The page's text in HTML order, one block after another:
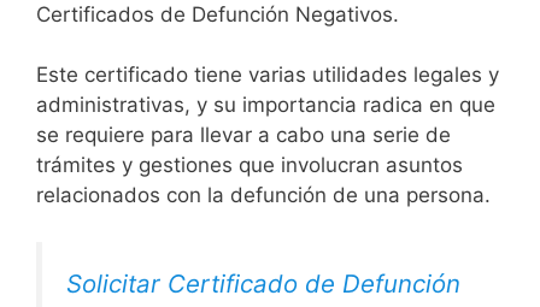
Certificados de Defunción Negativos.
Este certificado tiene varias utilidades legales y
administrativas, y su importancia radica en que
se requiere para llevar a cabo una serie de
trámites y gestiones que involucran asuntos
relacionados con la defunción de una persona.
Solicitar Certificado de Defunción